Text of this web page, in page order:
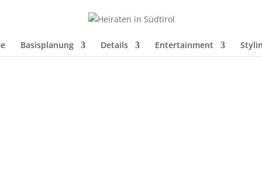
Basisplanung Details Entertainment